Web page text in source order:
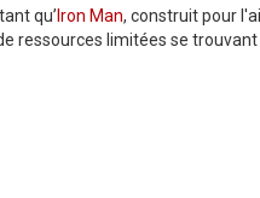
qu’ Iron Man, construit pour
ressources limitées se